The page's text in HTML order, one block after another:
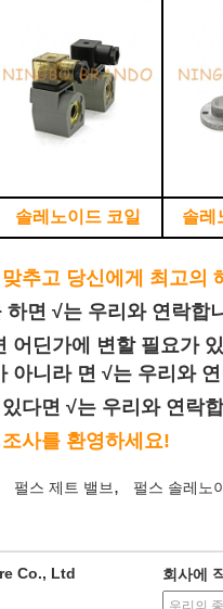
솔레노이드 코일 솔레
추고 당신에게 최고의
하면 √는 우리와 연락합
어딘가에 변할 필요가
아니라 면 √는 우리와
다면 √는 우리와 연락
사를 환영하세요!
펄스 제트 밸브, 펄스 솔레노
Co., Ltd 회사에